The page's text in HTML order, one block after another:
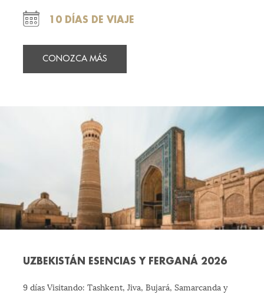
10 DÍAS DE VIAJE
CONOZCA MÁS
UZBEKISTÁN ESENCIAS Y FERGANÁ 2026
9 días Visitando: Tashkent, Jiva, Bujará, Samarcanda y